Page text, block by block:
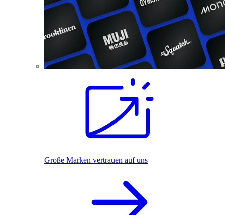
Große Marken vertrauen auf uns